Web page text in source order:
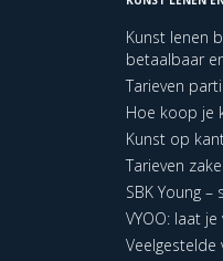
Kunst lenen
betaalbaar
Tarieven
Hoe koop je
Kunst op
Tarieven
SBK Young
VYOO: laat
Veelgestelde